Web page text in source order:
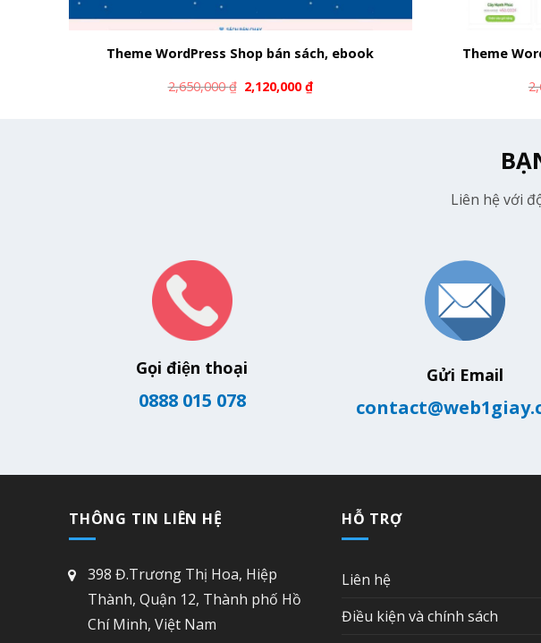
Theme WordPress Shop bán sách, ebook
2,650,000₫ 2,120,000₫
Theme
Liên hệ với
Gọi điện thoại
0888 015 078
Gửi Email
THÔNG TIN LIÊN HỆ
398 Đ.Trương Thị Hoa, Hiệp
Thành, Quận 12, Thành phố Hồ
Chí Minh, Việt Nam
HỖ TRỢ
Liên hệ
Điều kiện và chính sách